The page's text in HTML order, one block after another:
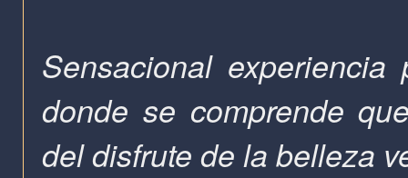
Sensacional
donde se comprende
del disfrute de la belleza